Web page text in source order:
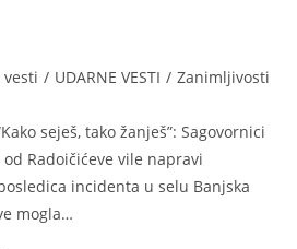
vesti / UDARNE VESTI / Zanimljivosti
seješ, tako žanješ”: Sagovornici
Radoičićeve vile napravi
incidenta u selu Banjska
mogla…